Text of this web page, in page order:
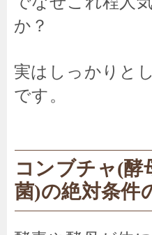
か？
実はしっかりと
です。
コンブチャ(酵
菌)の絶対条件